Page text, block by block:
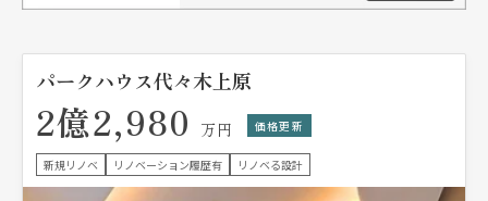
パークハウス代々木上原
2億2,980 万円 価格更新
新規リノベ リノベーション履歴有 リノベる設計